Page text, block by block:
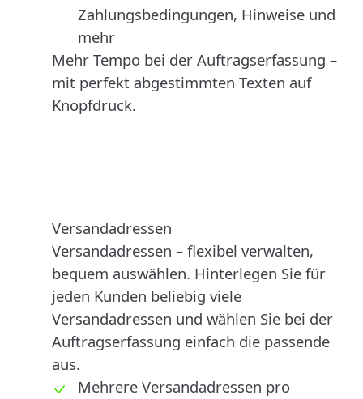
Zahlungsbedingungen, Hinweise und
mehr
Mehr Tempo bei der Auftragserfassung –
mit perfekt abgestimmten Texten auf
Knopfdruck.
Versandadressen
Versandadressen – flexibel verwalten,
bequem auswählen. Hinterlegen Sie für
jeden Kunden beliebig viele
Versandadressen und wählen Sie bei der
Auftragserfassung einfach die passende
aus.
Mehrere Versandadressen pro